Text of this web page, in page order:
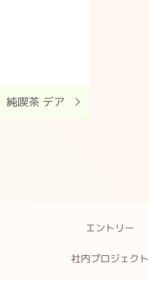
純喫茶 デア
エントリー
社内プロジェクト